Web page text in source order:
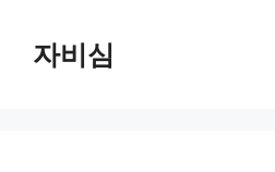
자비심